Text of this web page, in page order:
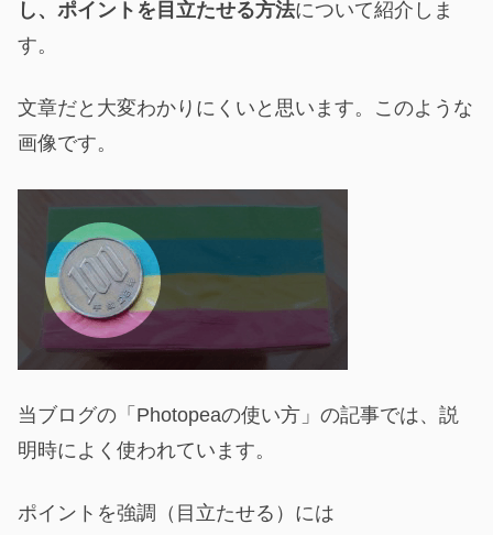
し、ポイントを目立たせる方法について紹介しま
す。
文章だと大変わかりにくいと思います。このような
画像です。
当ブログの「Photopeaの使い方」の記事では、説
明時によく使われています。
ポイントを強調（目立たせる）には